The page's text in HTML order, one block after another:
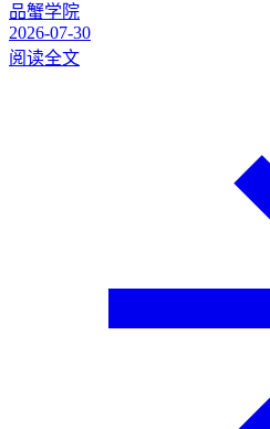
品蟹学院
2026-07-30
阅读全文